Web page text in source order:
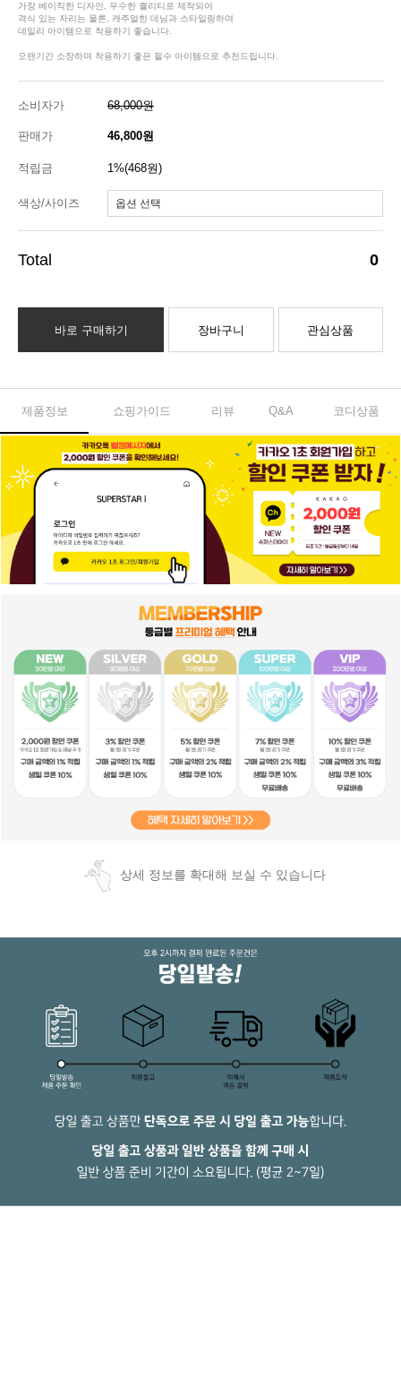
가장 베이직한 디자인, 우수한 퀄리티로 제작되어
격식 있는 자리는 물론, 캐주얼한 데님과 스타일링하여
데일리 아이템으로 착용하기 좋습니다.
오랜기간 소장하며 착용하기 좋은 필수 아이템으로 추천드립니다.
소비자가 68,000원
판매가 46,800원
적립금 1%(468원)
색상/사이즈
0
바로 구매하기 장바구니 관심상품
제품정보 쇼핑가이드 리뷰 Q&A 코디상품
상세 정보를 확대해 보실 수 있습니다